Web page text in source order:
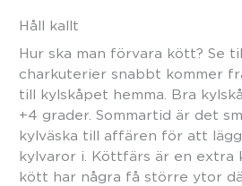
Håll kallt
Hur ska man förvara kött? Se
charkuterier snabbt kommer
till kylskåpet hemma. Bra
+4 grader. Sommartid är det
kylväska till affären för att
kylvaror i. Köttfärs är en extra
kött har några få större ytor